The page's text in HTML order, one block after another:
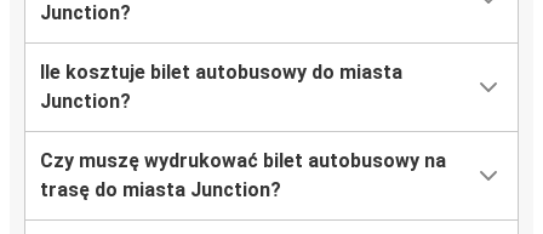
Junction?
Ile kosztuje bilet autobusowy do miasta
Junction?
Czy muszę wydrukować bilet autobusowy na
trasę do miasta Junction?